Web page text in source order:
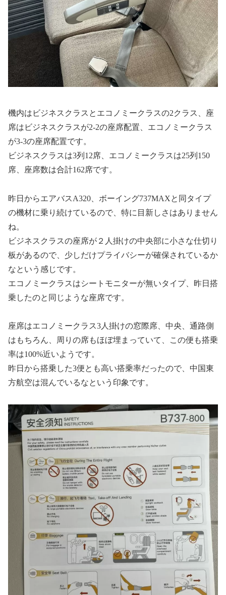
機内はビジネスクラスとエコノミークラスの2クラス、座
席はビジネスクラスが2-2の座席配置、エコノミークラス
が3-3の座席配置です。
ビジネスクラスは3列12席、エコノミークラスは25列150
席、座席数は合計162席です。
昨日からエアバスA320、ボーイング737MAXと同タイプ
の機材に乗り続けているので、特に目新しさはありません
ね。
ビジネスクラスの座席が２人掛けの中央部に小さな仕切り
板があるので、少しだけプライバシーが確保されているか
なという感じです。
エコノミークラスはシートモニターが無いタイプ、昨日搭
乗したのと同じような座席です。
座席はエコノミークラス3人掛けの窓際席、中央、通路側
はもちろん、周りの席もほぼ埋まっていて、この便も搭乗
率は100%近いようです。
昨日から搭乗した3便とも高い搭乗率だったので、中国東
方航空は混んでいるなという印象です。